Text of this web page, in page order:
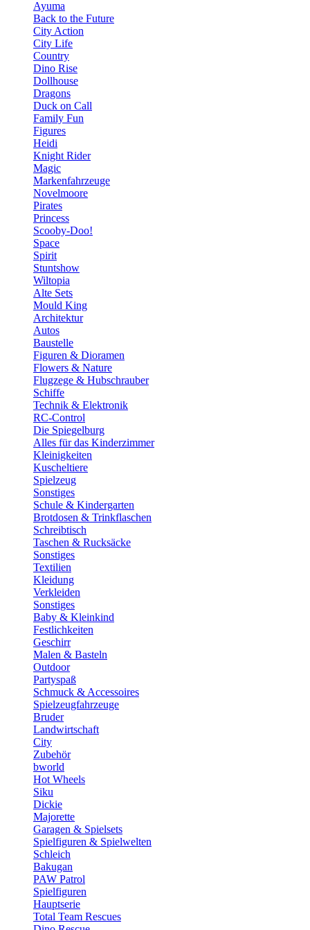
Ayuma
Back to the Future
City Action
City Life
Country
Dino Rise
Dollhouse
Dragons
Duck on Call
Family Fun
Figures
Heidi
Knight Rider
Magic
Markenfahrzeuge
Novelmoore
Pirates
Princess
Scooby-Doo!
Space
Spirit
Stuntshow
Wiltopia
Alte Sets
Mould King
Architektur
Autos
Baustelle
Figuren & Dioramen
Flowers & Nature
Flugzege & Hubschrauber
Schiffe
Technik & Elektronik
RC-Control
Die Spiegelburg
Alles für das Kinderzimmer
Kleinigkeiten
Kuscheltiere
Spielzeug
Sonstiges
Schule & Kindergarten
Brotdosen & Trinkflaschen
Schreibtisch
Taschen & Rucksäcke
Sonstiges
Textilien
Kleidung
Verkleiden
Sonstiges
Baby & Kleinkind
Festlichkeiten
Geschirr
Malen & Basteln
Outdoor
Partyspaß
Schmuck & Accessoires
Spielzeugfahrzeuge
Bruder
Landwirtschaft
City
Zubehör
bworld
Hot Wheels
Siku
Dickie
Majorette
Garagen & Spielsets
Spielfiguren & Spielwelten
Schleich
Bakugan
PAW Patrol
Spielfiguren
Hauptserie
Total Team Rescues